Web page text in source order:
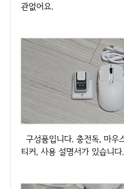
관없어요.
구성품입니다. 충전독, 마우스, C타입 케이블, 보호 스
티커, 사용 설명서가 있습니다.